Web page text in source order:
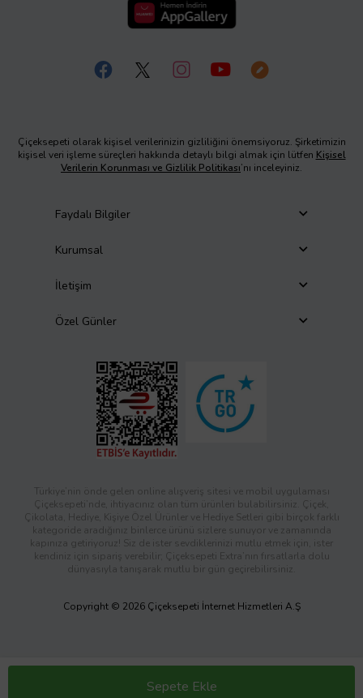
Sepete Ekle
Çiçeksepeti olarak kişisel verilerinizin gizliliğini önemsiyoruz. Şirketimizin
kişisel veri işleme süreçleri hakkında detaylı bilgi almak için lütfen Kişisel
Verilerin Korunması ve Gizlilik Politikası’nı inceleyiniz.
Faydalı Bilgiler
Kurumsal
İletişim
Özel Günler
Türkiye’nin önde gelen online alışveriş sitesi ve mobil uygulaması
Çiçeksepeti’nde, ihtiyacınız olan tüm ürünleri bulabilirsiniz. Çiçek,
Çikolata, Hediye, Kişiye Özel Ürünler ve Hediye Setleri gibi birçok farklı
kategoride aradığınız binlerce ürünü sizlere sunuyor ve zamanında
kapınıza getiriyoruz! Siz de ister sevdiklerinizi mutlu etmek için, ister
kendiniz için sipariş verebilir; Çiçeksepeti Extra’nın fırsatlarla dolu
dünyasıyla tanışarak mutlu bir gün geçirebilirsiniz.
Copyright © 2026 Çiçeksepeti İnternet Hizmetleri A.Ş